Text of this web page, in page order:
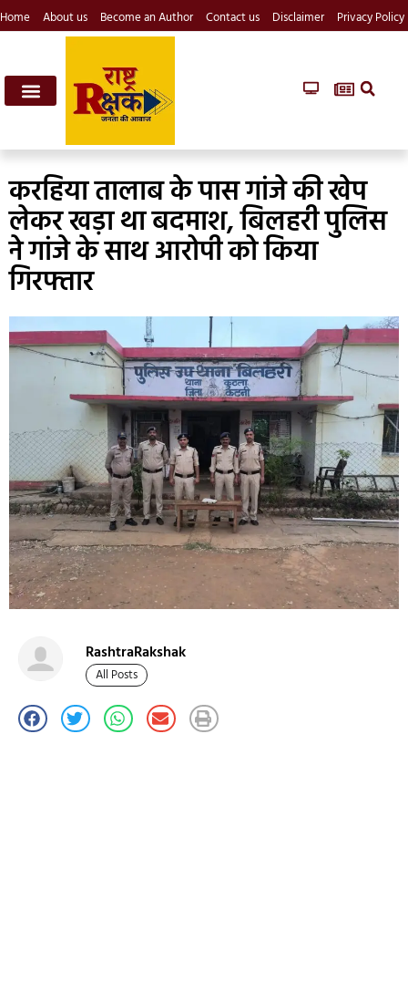
Home About us Become an Author Contact us Disclaimer Privacy Policy
करहिया तालाब के पास गांजे की खेप
लेकर खड़ा था बदमाश, बिलहरी पुलिस
ने गांजे के साथ आरोपी को किया
गिरफ्तार
RashtraRakshak
All Posts